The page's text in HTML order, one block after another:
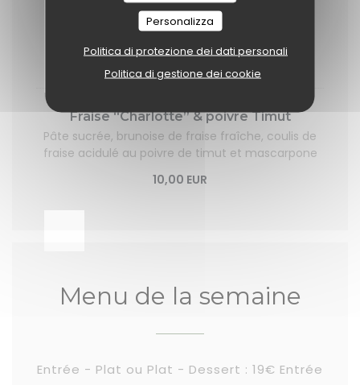
Personalizza
Politica di protezione dei dati personali
Politica di gestione dei cookie
Crème montée à la vanille de Madagascar,
caramel beurre salé et amandes caramélisées
Fraise “Charlotte” & poivre Timut
Pâte sucrée, brunoise de fraise fraîche, coulis de
fraise acidulé au poivre de timut et mascarpone
10,00 EUR
Menu de la semaine
Entrée - Plat ou Plat - Dessert : 19€ Entrée